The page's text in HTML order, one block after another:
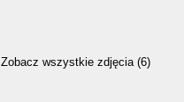
Zobacz wszystkie zdjęcia (6)